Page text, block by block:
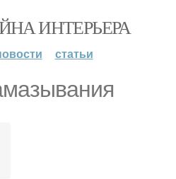
ИНТЕРЬЕРА
статьи